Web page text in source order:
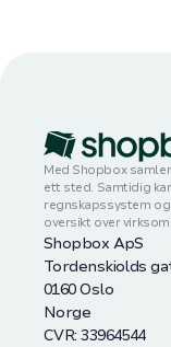
Med Shopbox
ett sted. Samtidig
regnskapssystem
oversikt over
Shopbox ApS
Tordenskiolds
0160 Oslo
Norge
CVR: 33964544